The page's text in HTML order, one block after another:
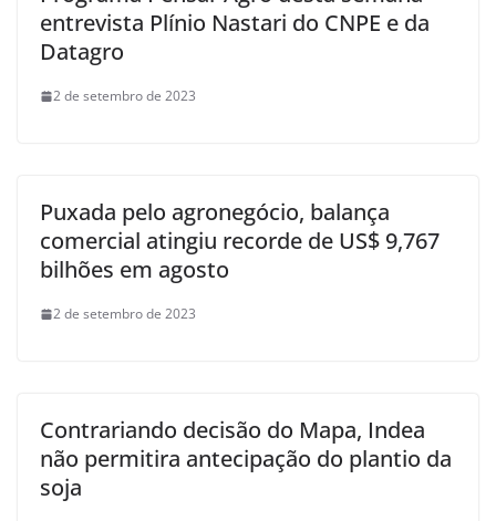
entrevista Plínio Nastari do CNPE e da
Datagro
2 de setembro de 2023
Puxada pelo agronegócio, balança
comercial atingiu recorde de US$ 9,767
bilhões em agosto
2 de setembro de 2023
Contrariando decisão do Mapa, Indea
não permitira antecipação do plantio da
soja